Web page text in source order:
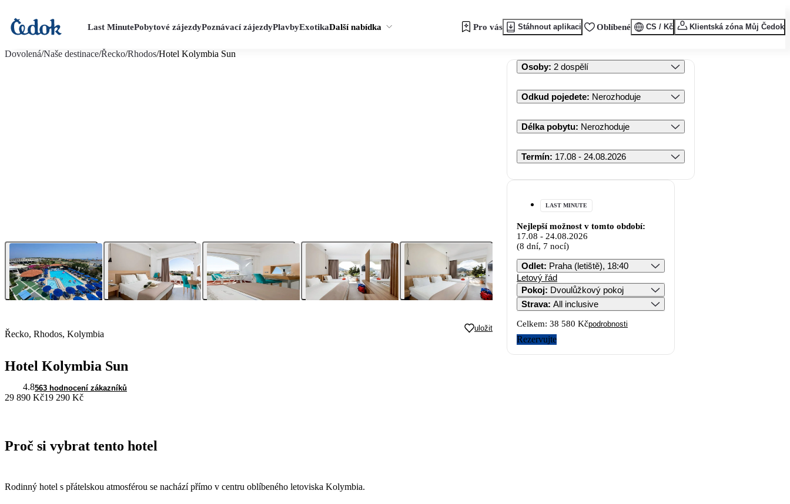
Last MinutePobytové zájezdyPoznávací zájezdyPlavbyExotikaDalší nabídka Pro vás Stáhnout aplikaci Oblíbené CS / Kč Klientská zóna Můj Čedok
Dovolená/Naše destinace/Řecko/Rhodos/Hotel Kolymbia Sun
Řecko, Rhodos, Kolymbia
uložit
Hotel Kolymbia Sun
4.8563 hodnocení zákazníků
29 890 Kč19 290 Kč
Proč si vybrat tento hotel
Rodinný hotel s přátelskou atmosférou se nachází přímo v centru oblíbeného letoviska Kolymbia.
Osoby: 2 dospělí
Odkud pojedete: Nerozhoduje
Délka pobytu: Nerozhoduje
Termín: 17.08 - 24.08.2026
LAST MINUTE
Nejlepší možnost v tomto období:
17.08 - 24.08.2026
(8 dní, 7 nocí)
Odlet: Praha (letiště), 18:40
Letový řád
Pokoj: Dvoulůžkový pokoj
Strava: All inclusive
Celkem: 38 580 Kčpodrobnosti
Rezervujte